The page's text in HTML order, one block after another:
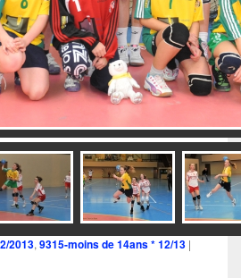
2013, 9315-moins de 14ans * 12/13 |